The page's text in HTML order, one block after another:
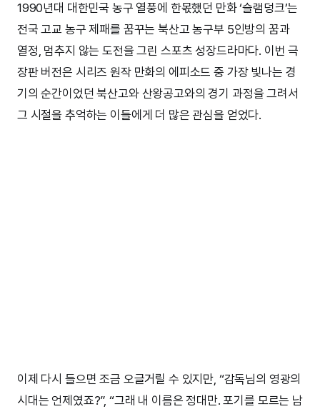
1990년대 대한민국 농구 열풍에 한몫했던 만화 ‘슬램덩크’는
전국 고교 농구 제패를 꿈꾸는 북산고 농구부 5인방의 꿈과
열정, 멈추지 않는 도전을 그린 스포츠 성장드라마다. 이번 극
장판 버전은 시리즈 원작 만화의 에피소드 중 가장 빛나는 경
기의 순간이었던 북산고와 산왕공고와의 경기 과정을 그려서
그 시절을 추억하는 이들에게 더 많은 관심을 얻었다.
이제 다시 들으면 조금 오글거릴 수 있지만, “감독님의 영광의
시대는 언제였죠?”, “그래 내 이름은 정대만. 포기를 모르는 남